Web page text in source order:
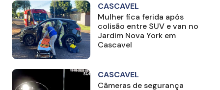
CASCAVEL
Mulher fica ferida após
colisão entre SUV e van no
Jardim Nova York em
Cascavel
CASCAVEL
Câmeras de segurança